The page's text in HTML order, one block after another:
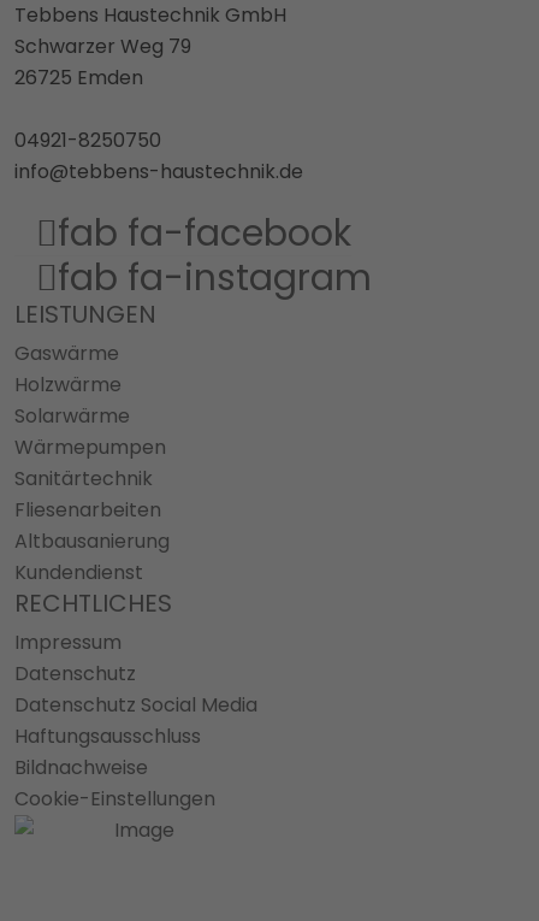
Tebbens Haustechnik GmbH
Schwarzer Weg 79
26725 Emden
04921-8250750
info@tebbens-haustechnik.de
fab fa-facebook
fab fa-instagram
LEISTUNGEN
Gaswärme
Holzwärme
Solarwärme
Wärmepumpen
Sanitärtechnik
Fliesenarbeiten
Altbausanierung
Kundendienst
RECHTLICHES
Impressum
Datenschutz
Datenschutz Social Media
Haftungsausschluss
Bildnachweise
Cookie-Einstellungen